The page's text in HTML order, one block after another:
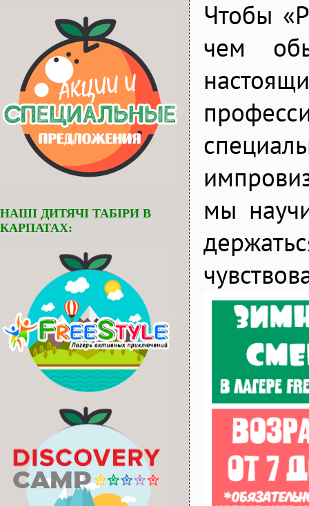
НАШІ ДИТЯЧІ ТАБІРИ В
КАРПАТАХ:
Чтобы
чем
мы